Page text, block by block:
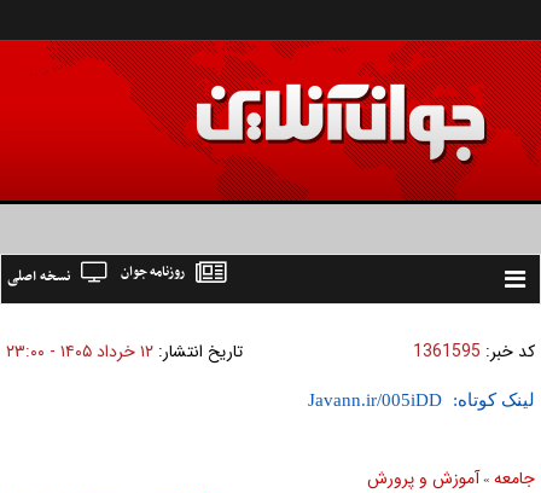
Toggle
نسخه اصلی روزنامه جوان
کد خبر: 1361595 تاریخ انتشار: ۱۲ خرداد ۱۴۰۵ - ۲۳:۰۰
لینک کوتاه:
جامعه » آموزش و پرورش